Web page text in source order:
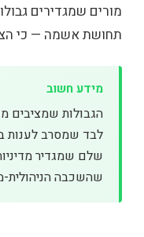
מורים שמגדירים
תחושת אשמה — כי
מידע חשוב
הגבולות שמציבים
שלם שמגדיר
שהשכבה הניהולית-